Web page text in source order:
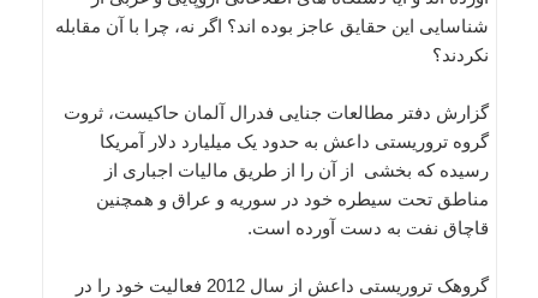
شناسایی این حقایق عاجز بوده اند؟ اگر نه، چرا با آن مقابله
نکردند؟
گزارش دفتر مطالعات جنایی فدرال آلمان حاکیست، ثروت
گروه تروریستی داعش به حدود یک میلیارد دلار آمریکا
رسیده که بخشی از آن را از طریق مالیات اجباری از
مناطق تحت سیطره خود در سوریه و عراق و همچنین
قاچاق نفت به دست آورده است.
گروهک تروریستی داعش از سال 2012 فعالیت خود را در